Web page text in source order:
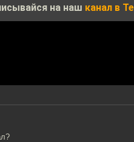
на наш канал в